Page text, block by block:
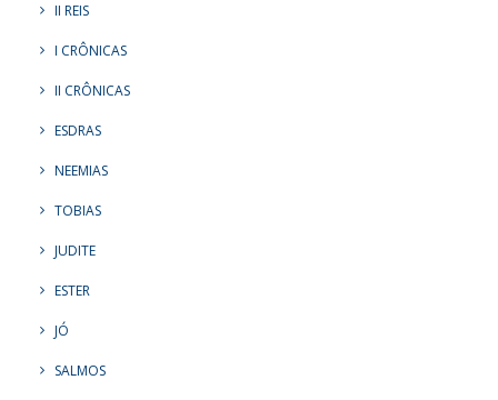
II REIS
I CRÔNICAS
II CRÔNICAS
ESDRAS
NEEMIAS
TOBIAS
JUDITE
ESTER
JÓ
SALMOS